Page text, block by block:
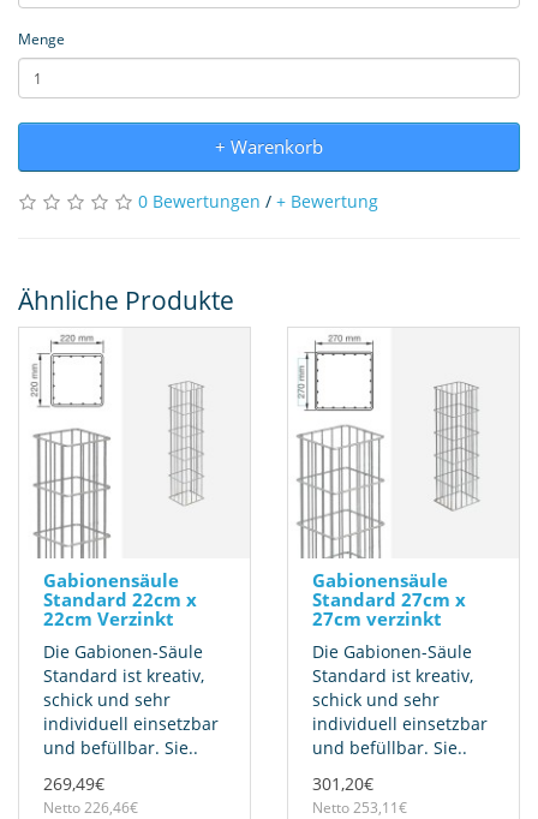
Menge
+ Warenkorb
0 Bewertungen / + Bewertung
Ähnliche Produkte
Gabionensäule
Standard 22cm x
22cm Verzinkt
Die Gabionen-Säule
Standard ist kreativ,
schick und sehr
individuell einsetzbar
und befüllbar. Sie..
269,49€
Netto 226,46€
Gabionensäule
Standard 27cm x
27cm verzinkt
Die Gabionen-Säule
Standard ist kreativ,
schick und sehr
individuell einsetzbar
und befüllbar. Sie..
301,20€
Netto 253,11€